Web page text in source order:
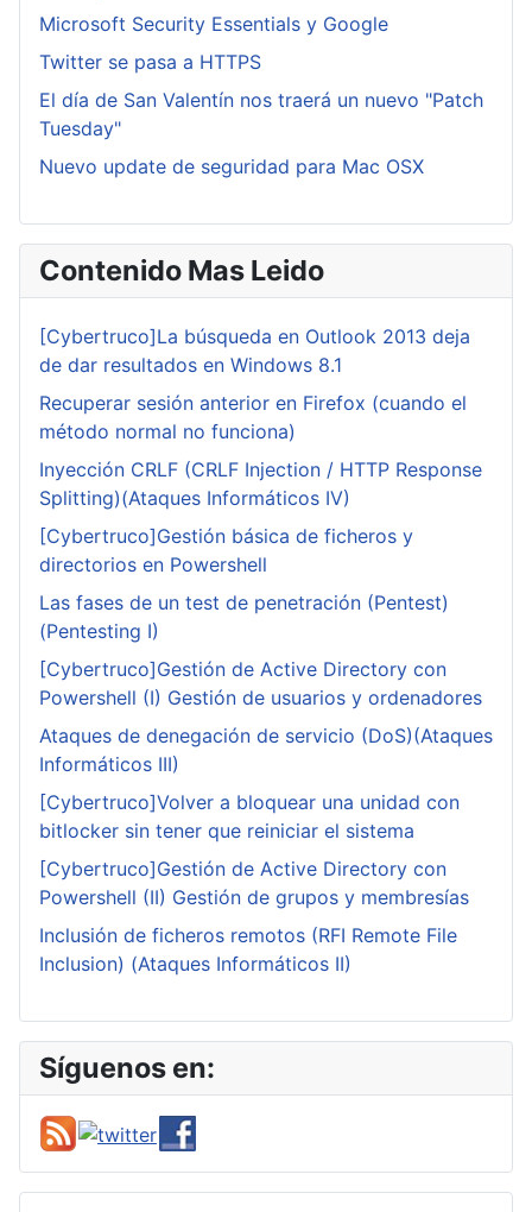
Microsoft Security Essentials y Google
Twitter se pasa a HTTPS
El día de San Valentín nos traerá un nuevo "Patch
Tuesday"
Nuevo update de seguridad para Mac OSX
Contenido Mas Leido
[Cybertruco]La búsqueda en Outlook 2013 deja
de dar resultados en Windows 8.1
Recuperar sesión anterior en Firefox (cuando el
método normal no funciona)
Inyección CRLF (CRLF Injection / HTTP Response
Splitting)(Ataques Informáticos IV)
[Cybertruco]Gestión básica de ficheros y
directorios en Powershell
Las fases de un test de penetración (Pentest)
(Pentesting I)
[Cybertruco]Gestión de Active Directory con
Powershell (I) Gestión de usuarios y ordenadores
Ataques de denegación de servicio (DoS)(Ataques
Informáticos III)
[Cybertruco]Volver a bloquear una unidad con
bitlocker sin tener que reiniciar el sistema
[Cybertruco]Gestión de Active Directory con
Powershell (II) Gestión de grupos y membresías
Inclusión de ficheros remotos (RFI Remote File
Inclusion) (Ataques Informáticos II)
Síguenos en: